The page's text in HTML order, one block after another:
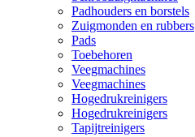
Padhouders en borstels
Zuigmonden en rubbers
Pads
Toebehoren
Veegmachines
Veegmachines
Hogedrukreinigers
Hogedrukreinigers
Tapijtreinigers